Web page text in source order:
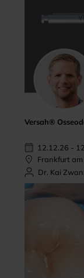
Versah®
12.12.26 -
Frankfurt
Dr. Kai